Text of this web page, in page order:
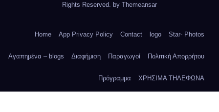
Rights Reserved. by Themeansar
Home App Privacy Policy Contact logo Star- Photos
Αγαπημένα – blogs Διαφήμιση Παραγωγοί Πολιτική Απορρήτου
Πρόγραμμα ΧΡΗΣΙΜΑ ΤΗΛΕΦΩΝΑ